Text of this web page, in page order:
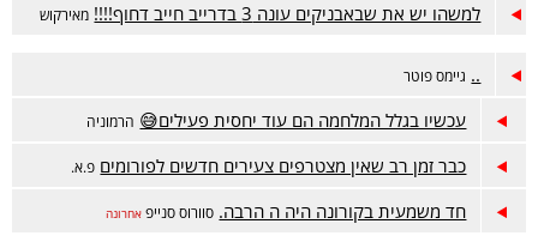
למשהו יש את שבאבניקים עונה 3 בדרייב חייב דחוף!!!! מאירקוש
.. גיימס פוטר
עכשיו בגלל המלחמה הם עוד יחסית פעילים😅 הרמוניה
כבר זמן רב שאין מצטרפים צעירים חדשים לפורומים פ.א.
חד משמעית בקורונה היה ה הרבה. סוורוס סנייפ אחרונה